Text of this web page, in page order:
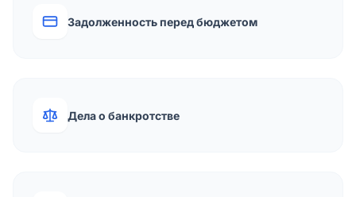
Задолженность перед бюджетом
Дела о банкротстве